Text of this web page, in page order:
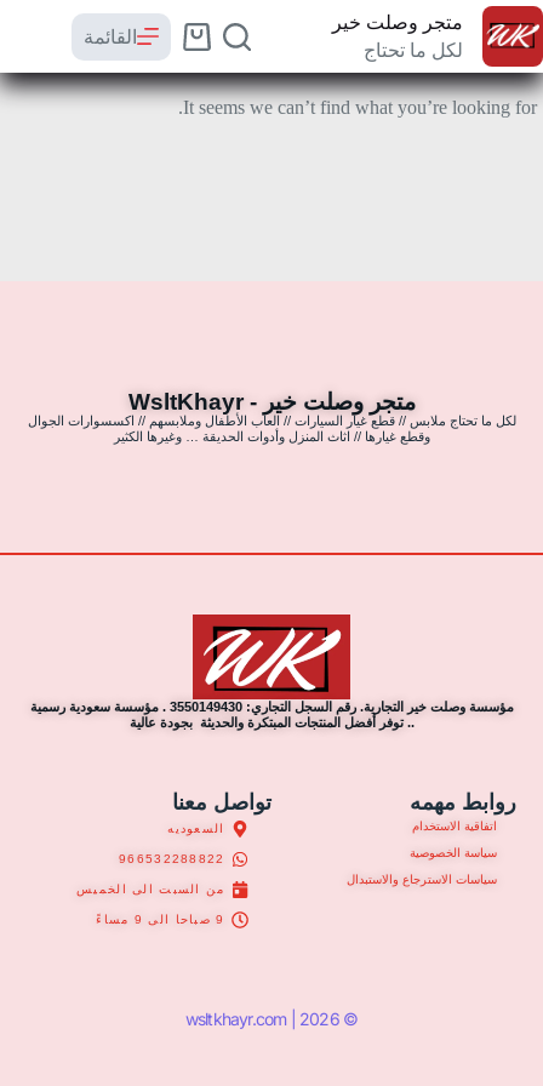
متجر وصلت خير
لكل ما تحتاج
القائمة
It seems we can’t find what you’re looking for.
متجر وصلت خير - WsltKhayr
لكل ما تحتاج ملابس // قطع غيار السيارات // العاب الأطفال وملابسهم // اكسسوارات الجوال
وقطع غيارها // اثاث المنزل وأدوات الحديقة … وغيرها الكثير
مؤسسة وصلت خير التجارية. رقم السجل التجاري: 3550149430 . مؤسسة سعودية رسمية
.. توفر أفضل المنتجات المبتكرة والحديثة بجودة عالية
روابط مهمه
اتفاقية الاستخدام
سياسة الخصوصية
سياسات الاسترجاع والاستبدال
تواصل معنا
السعوديه
966532288822
من السبت الى الخميس
9 صباحا الى 9 مساءً
© 2026 | wsltkhayr.com